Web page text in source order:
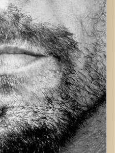
קרדיט תמונות: David Goehring